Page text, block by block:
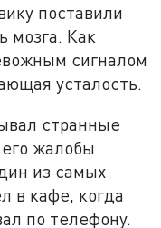
поставили
мозга. Как
сигналом
усталость.
странные
жалобы
из самых
в кафе, когда
по телефону.